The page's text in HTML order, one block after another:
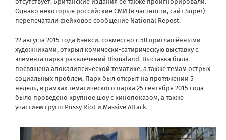
Однако некоторые российские СМИ (в частности, сайт Super)
перепечатали фейковое сообщение National Repost.
22 августа 2015 года Бэнкси, совместно с 50 приглашёнными
художниками, открыл комически-сатирическую выставку с
элемента парка развлечений Dismaland. Выставка была
посвящена апокалипсической тематике, а также темам острых
социальных проблем. Парк был открыт на протяжении 5
недель, в рамках тематического парка 25 сентября 2015 года
было проведено крупное шоу с кинопоказом, а также
участием групп Pussy Riot и Massive Attack.